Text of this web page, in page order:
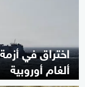
اختراق في
ألغام أوروبية